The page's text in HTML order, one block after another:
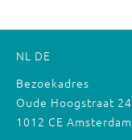
NL DE
Bezoekadres
Oude Hoogstraat 24
1012 CE Amsterdam